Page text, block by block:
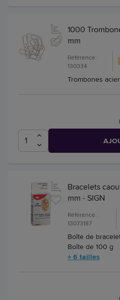
1000
mm
Référence :
130334
Trombones
Bracelets
mm - SIGN
Référence :
13073187
Boîte de
Boîte de 100 g
+ 6 tailles